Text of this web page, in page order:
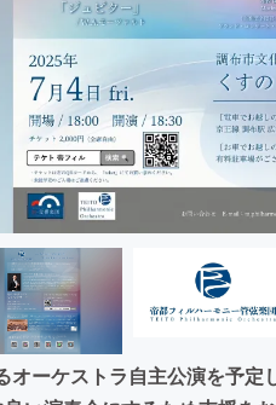
オーケストラ自主公演を予